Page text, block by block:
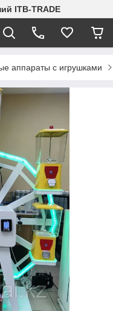
ITB-TRADE
аппараты с игрушками